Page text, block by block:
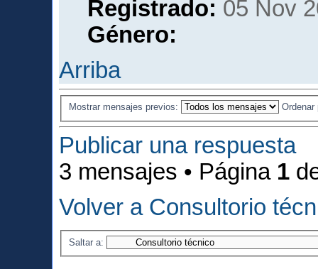
Registrado: 05 Nov
Género:
Arriba
Mostrar mensajes previos:
Publicar una respuesta
3 mensajes • Página 1
Volver a Consultorio
Saltar a: